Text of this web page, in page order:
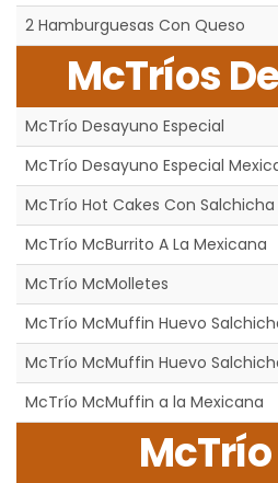
2 Hamburguesas Con Queso
McTríos
McTrío Desayuno Especial
McTrío Desayuno Especial
McTrío Hot Cakes Con Salchicha
McTrío McBurrito A La Mexicana
McTrío McMolletes
McTrío McMuffin Huevo
McTrío McMuffin Huevo
McTrío McMuffin a la Mexicana